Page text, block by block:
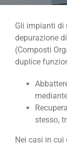
Gli impianti di
depurazione
(Composti
duplice
stesso,
Nei casi in